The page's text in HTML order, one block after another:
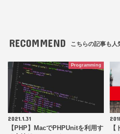
RECOMMEND こちらの記事も人
Programming
2021.1.31
【PHP】MacでPHPUnitを利用す